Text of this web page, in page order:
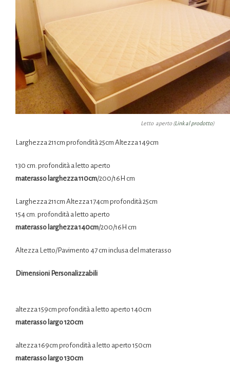
Letto aperto (Link al prodotto)
Larghezza 211cm profondità 25cm Altezza 149cm
130 cm. profondità a letto aperto
materasso larghezza 110cm/200/16H cm
Larghezza 211cm Altezza 174cm profondità 25cm
154 cm. profondità a letto aperto
materasso larghezza 140cm/200/16H cm
Altezza Letto/Pavimento 47 cm inclusa del materasso
Dimensioni Personalizzabili
altezza 159cm profondità a letto aperto 140cm
materasso largo 120cm
altezza 169cm profondità a letto aperto 150cm
materasso largo 130cm